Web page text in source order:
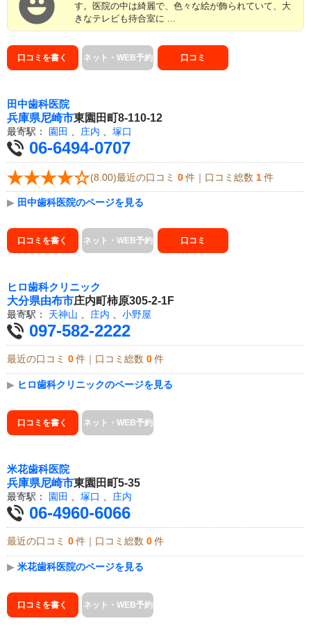
す。医院の中は綺麗で、色々な絵が飾られていて、大
きなテレビも待合室に ...
口コミを書く ネット・WEB予約 口コミ
田中歯科医院
兵庫県尼崎市東園田町8-110-12
最寄駅： 園田 、 庄内 、 塚口
06-6494-0707
(8.00)最近の口コミ 0 件｜口コミ総数 1 件
▶ 田中歯科医院のページを見る
口コミを書く ネット・WEB予約 口コミ
ヒロ歯科クリニック
大分県由布市庄内町柿原305-2-1F
最寄駅： 天神山 庄内 小野屋
097-582-2222
最近の口コミ 0 件｜口コミ総数 0 件
▶ ヒロ歯科クリニックのページを見る
口コミを書く ネット・WEB予約
米花歯科医院
兵庫県尼崎市東園田町5-35
最寄駅： 園田 塚口 庄内
06-4960-6066
最近の口コミ 0 件｜口コミ総数 0 件
▶ 米花歯科医院のページを見る
口コミを書く ネット・WEB予約